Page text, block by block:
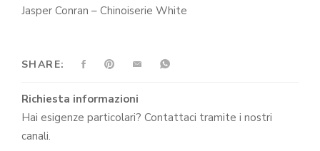
Jasper Conran – Chinoiserie White
SHARE:
Richiesta informazioni
Hai esigenze particolari? Contattaci tramite i nostri
canali.